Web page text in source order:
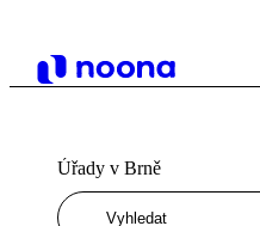
Úřady v Brně